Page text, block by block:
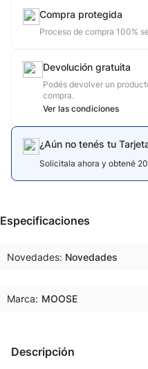
Compra protegida
Proceso de compra 100%
Devolución gratuita
Podés devolver un
compra.
Ver las condiciones
¿Aún no tenés tu
Solicitala ahora y obtené
Especificaciones
Novedades Novedades
Marca: MOOSE
Descripción